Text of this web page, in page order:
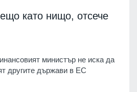
като нищо, отсече
министър не иска да
другите държави в ЕС